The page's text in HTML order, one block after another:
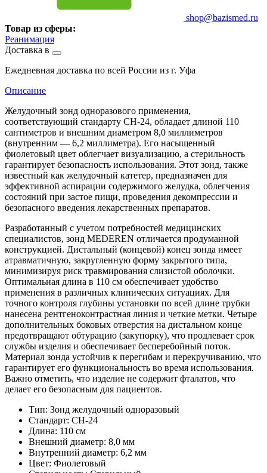
shop@bazismed.ru
Товар из сферы:
Реанимация
Доставка в
Ежедневная доставка по всей России из г. Уфа
Описание
Желудочный зонд одноразового применения,
соответствующий стандарту CH-24, обладает длиной 110
сантиметров и внешним диаметром 8,0 миллиметров
(внутренним — 6,2 миллиметра). Его насыщенный
фиолетовый цвет облегчает визуализацию, а стерильность
гарантирует безопасность использования. Этот зонд, также
известный как желудочный катетер, предназначен для
эффективной аспирации содержимого желудка, облегчения
состояний при застое пищи, проведения декомпрессии и
безопасного введения лекарственных препаратов.
Разработанный с учетом потребностей медицинских
специалистов, зонд MEDEREN отличается продуманной
конструкцией. Дистальный (концевой) конец зонда имеет
атравматичную, закругленную форму закрытого типа,
минимизируя риск травмирования слизистой оболочки.
Оптимальная длина в 110 см обеспечивает удобство
применения в различных клинических ситуациях. Для
точного контроля глубины установки по всей длине трубки
нанесена рентгеноконтрастная линия и четкие метки. Четыре
дополнительных боковых отверстия на дистальном конце
предотвращают обтурацию (закупорку), что продлевает срок
службы изделия и обеспечивает бесперебойный поток.
Материал зонда устойчив к перегибам и перекручиванию, что
гарантирует его функциональность во время использования.
Важно отметить, что изделие не содержит фталатов, что
делает его безопасным для пациентов.
Тип: Зонд желудочный одноразовый
Стандарт: CH-24
Длина: 110 см
Внешний диаметр: 8,0 мм
Внутренний диаметр: 6,2 мм
Цвет: Фиолетовый